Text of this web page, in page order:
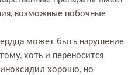
возможные побочные
может быть нарушение
хоть и переносится
хорошо, но